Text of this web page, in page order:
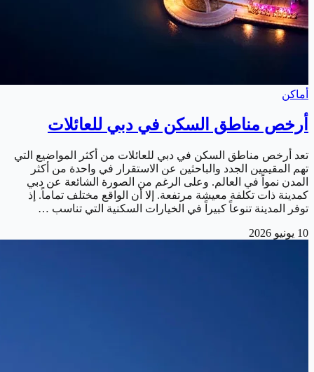
أماكن
أرخص مناطق السكن في دبي للعائلات
تعد أرخص مناطق السكن في دبي للعائلات من أكثر المواضيع التي
تهم المقيمين الجدد والباحثين عن الاستقرار في واحدة من أكثر
المدن نمواً في العالم. وعلى الرغم من الصورة الشائعة عن دبي
كمدينة ذات تكلفة معيشة مرتفعة. إلا أن الواقع مختلف تماماً. إذ
توفر المدينة تنوعاً كبيراً في الخيارات السكنية التي تناسب …
10 يونيو 2026